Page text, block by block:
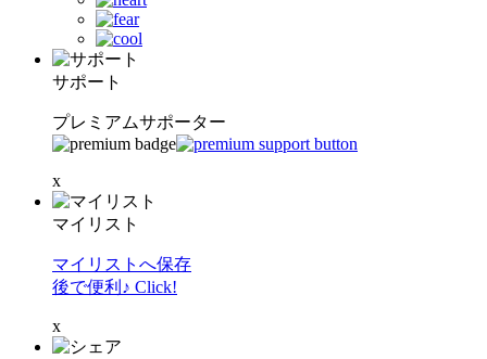
サポート
プレミアムサポーター
x
マイリスト
マイリストへ保存
後で便利♪ Click!
x